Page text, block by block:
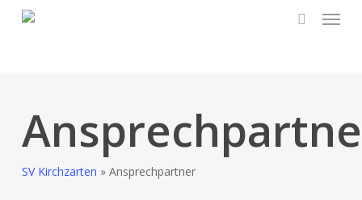
SV Kirchzarten » Ansprechpartner